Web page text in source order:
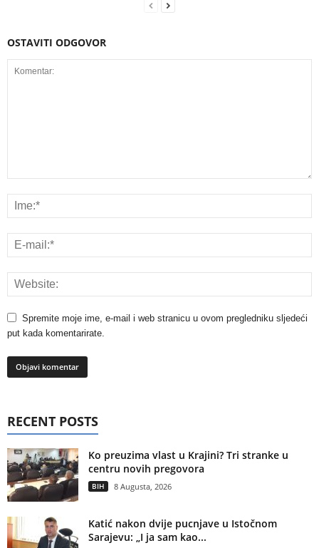
OSTAVITI ODGOVOR
Spremite moje ime, e-mail i web stranicu u ovom pregledniku sljedeći
put kada komentarirate.
RECENT POSTS
Ko preuzima vlast u Krajini? Tri stranke u
centru novih pregovora
BIH 8 Augusta, 2026
Katić nakon dvije pucnjave u Istočnom
Sarajevu: „I ja sam kao...